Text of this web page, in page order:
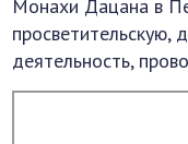
Монахи Дацана в
просветительскую,
деятельность,